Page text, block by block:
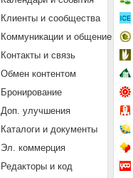
Клиенты и сообщества
Коммуникации и общение
Контакты и связь
Обмен контентом
Бронирование
Доп. улучшения
Каталоги и документы
Эл. коммерция
Редакторы и код